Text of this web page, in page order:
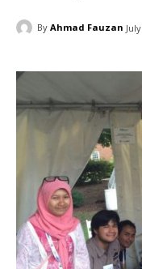
By Ahmad Fauzan